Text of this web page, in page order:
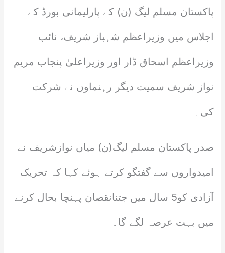
پاکستان مسلم لیگ (ن) کے پارلیمانی بورڈ کے
اجلاس میں وزیراعظم شہباز شریف، نائب
وزیراعظم اسحاق ڈار اور وزیراعلیٰ پنجاب مریم
نواز شریف سمیت دیگر رہنماوں نے شرکت
کی۔
صدر پاکستان مسلم لیگ(ن) میاں نوازشریف نے
امیدواروں سے گفتگو کرتے ہوئے کہا کہ تحریک
آزادی کو5 سال میں جتنانقصان پہنچا بحال کرنے
میں بہت عرصہ لگے گا۔